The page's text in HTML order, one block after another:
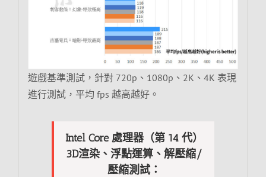
遊戲基準測試，針對 720p、1080p、2K、4K 表現
進行測試，平均 fps 越高越好。
Intel Core 處理器（第 14 代）
3D渲染、浮點運算、解壓縮/
壓縮測試：